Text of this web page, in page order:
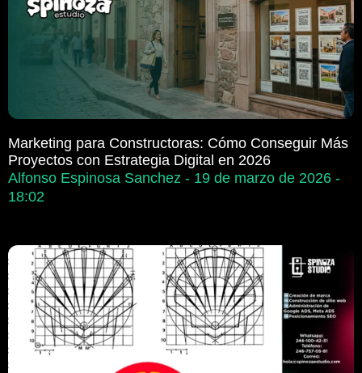
Marketing para Constructoras: Cómo Conseguir Más
Proyectos con Estrategia Digital en 2026
Alfonso Espinosa Sanchez
19 de marzo de 2026
18:02